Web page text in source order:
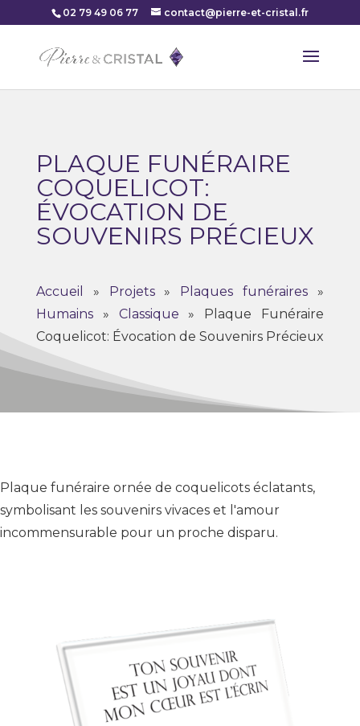
02 79 49 06 77 contact@pierre-et-cristal.fr
PLAQUE FUNÉRAIRE
COQUELICOT:
ÉVOCATION DE
SOUVENIRS PRÉCIEUX
Accueil » Projets» Plaques funéraires »
Humains» Classique » Plaque Funéraire
Coquelicot: Évocation de Souvenirs Précieux
Plaque funéraire ornée de coquelicots éclatants,
symbolisant les souvenirs vivaces et l'amour
incommensurable pour un proche disparu.